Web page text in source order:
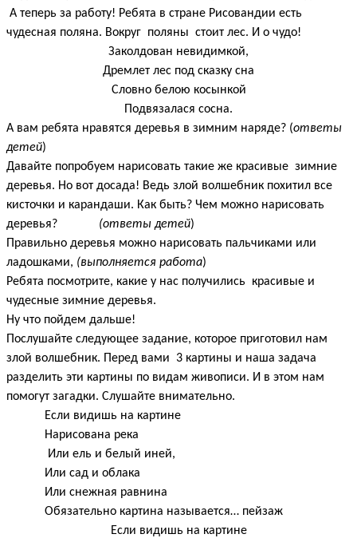
А теперь за работу! Ребята в стране Рисовандии есть
чудесная поляна. Вокруг поляны стоит лес. И о чудо!
Заколдован невидимкой,
Дремлет лес под сказку сна
Словно белою косынкой
Подвязалася сосна.
А вам ребята нравятся деревья в зимним наряде? (ответы
детей)
Давайте попробуем нарисовать такие же красивые зимние
деревья. Но вот досада! Ведь злой волшебник похитил все
кисточки и карандаши. Как быть? Чем можно нарисовать
деревья? (ответы детей)
Правильно деревья можно нарисовать пальчиками или
ладошками, (выполняется работа)
Ребята посмотрите, какие у нас получились красивые и
чудесные зимние деревья.
Ну что пойдем дальше!
Послушайте следующее задание, которое приготовил нам
злой волшебник. Перед вами 3 картины и наша задача
разделить эти картины по видам живописи. И в этом нам
помогут загадки. Слушайте внимательно.
Если видишь на картине
Нарисована река
Или ель и белый иней,
Или сад и облака
Или снежная равнина
Обязательно картина называется… пейзаж
Если видишь на картине